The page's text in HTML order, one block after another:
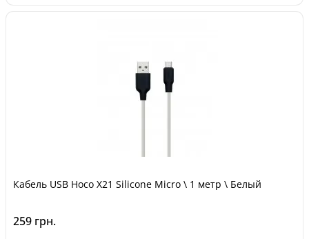
Кабель USB Hoco X21 Silicone Micro \ 1 метр \ Белый
259 грн.